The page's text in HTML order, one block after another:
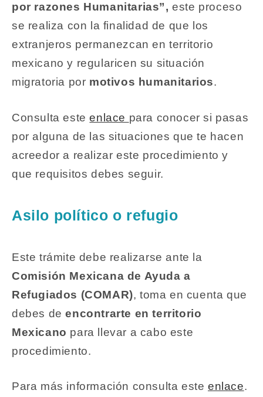
por razones Humanitarias”,este proceso
se realiza con la finalidad de que los
extranjeros permanezcan en territorio
mexicano y regularicen su situación
migratoria por motivos humanitarios.
Consulta esteenlace para conocer si pasas
por alguna de las situaciones que te hacen
acreedor a realizar este procedimiento y
que requisitos debes seguir.
Asilo político o refugio
Este trámite debe realizarse ante la
Comisión Mexicana de Ayuda a
Refugiados (COMAR), toma en cuenta que
debes deencontrarte en territorio
Mexicano para llevar a cabo este
procedimiento.
Para más información consulta esteenlace.